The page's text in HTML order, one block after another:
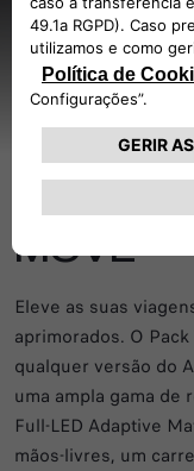
MOVE
Eleve as suas
aprimorados. O
qualquer versão do
uma ampla gama
Full-LED Adaptive
mãos-livres, um